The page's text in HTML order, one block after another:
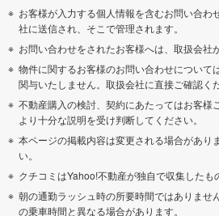
お客様が入力する個人情報を含むお問い合わ
社に送信され、そこで管理されます。
お問い合わせをされたお客様へは、取扱会社
物件に関するお客様のお問い合わせについて
関与いたしません。取扱会社に直接ご確認くだ
不動産購入の検討、契約にあたってはお客様
より十分な説明を受け判断してください。
本ページの掲載内容は変更される場合があり
い。
クチコミはYahoo!不動産が独自で収集したも
朝の通勤ラッシュ時の所要時間ではありませ
の乗車時間と異なる場合があります。